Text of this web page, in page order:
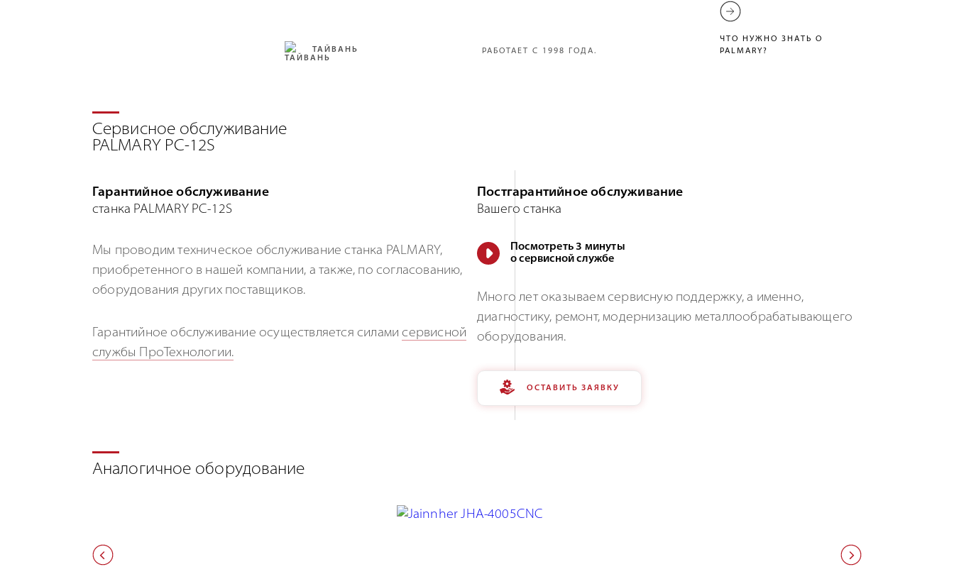
ТАЙВАНЬ РАБОТАЕТ С 1998 ГОДА.
ЧТО НУЖНО ЗНАТЬ О
PALMARY?
Сервисное обслуживание
PALMARY PC-12S
Гарантийное обслуживание
станка PALMARY PC-12S
Мы проводим техническое обслуживание станка PALMARY,
приобретенного в нашей компании, а также, по согласованию,
оборудования других поставщиков.
Гарантийное обслуживание осуществляется силамисервисной
службы ПроТехнологии.
Постгарантийное обслуживание
Вашего станка
Посмотреть 3 минуты
о сервисной службе
Много лет оказываем сервисную поддержку, а именно,
диагностику, ремонт, модернизацию металлообрабатывающего
оборудования.
ОСТАВИТЬ ЗАЯВКУ
Аналогичное оборудование